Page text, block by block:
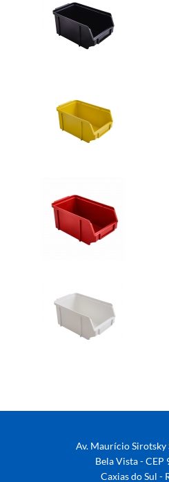
Av. Maurício Sirotsky
Bela Vista - CEP
Caxias do Sul -